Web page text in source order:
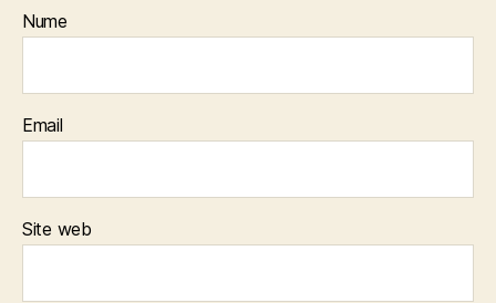
Nume
Email
Site web